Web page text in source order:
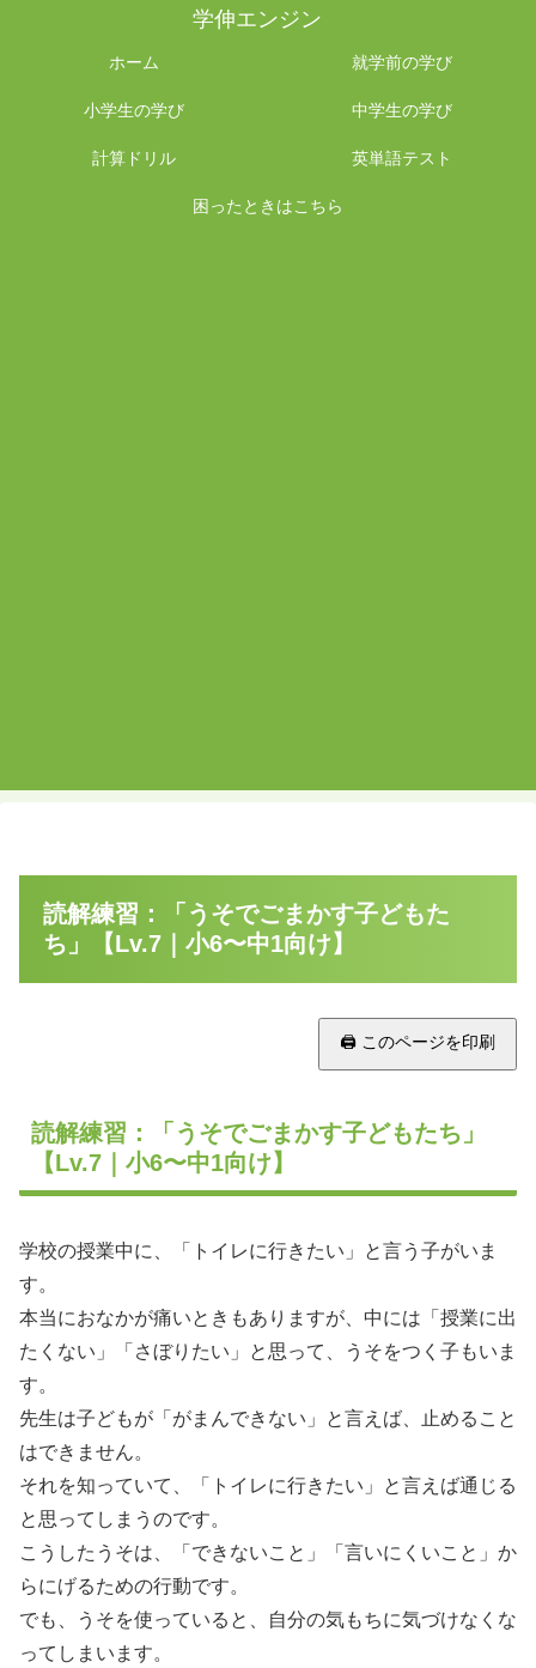
学伸エンジン
ホーム 就学前の学び
小学生の学び 中学生の学び
計算ドリル 英単語テスト
困ったときはこちら
読解練習：「うそでごまかす子どもた
ち」【Lv.7｜小6〜中1向け】
🖨 このページを印刷
読解練習：「うそでごまかす子どもたち」
【Lv.7｜小6〜中1向け】
学校の授業中に、「トイレに行きたい」と言う子がいま
す。
本当におなかが痛いときもありますが、中には「授業に出
たくない」「さぼりたい」と思って、うそをつく子もいま
す。
先生は子どもが「がまんできない」と言えば、止めること
はできません。
それを知っていて、「トイレに行きたい」と言えば通じる
と思ってしまうのです。
こうしたうそは、「できないこと」「言いにくいこと」か
らにげるための行動です。
でも、うそを使っていると、自分の気もちに気づけなくな
ってしまいます。